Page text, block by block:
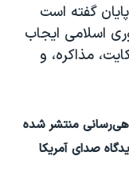
گفته است
اسلامی ایجاب
مذاکره، و
منتشر شده
صدای آمریکا